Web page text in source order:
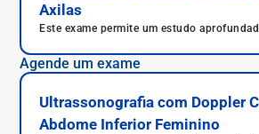
Axilas
Este exame permite um estudo
Agende um exame
Ultrassonografia com Doppler
Abdome Inferior Feminino